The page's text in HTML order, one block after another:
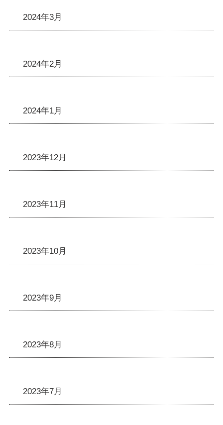
2024年3月
2024年2月
2024年1月
2023年12月
2023年11月
2023年10月
2023年9月
2023年8月
2023年7月